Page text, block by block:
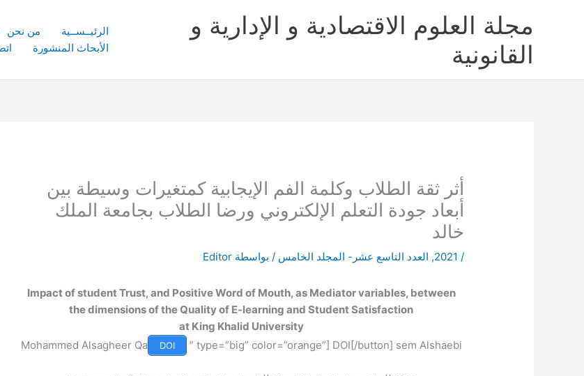
مجلة العلوم الاقتصادية و الإدارية و
القانونية
الرئيــســية من نحن
الأبحاث المنشورة
أثر ثقة الطلاب وكلمة الفم الإيجابية كمتغيرات وسيطة بين
أبعاد جودة التعلم الإلكتروني ورضا الطلاب بجامعة الملك
خالد
/
2021
, العدد التاسع عشر- المجلد الخامس / بواسطة Editor
Impact of student Trust, and Positive Word of Mouth, as Mediator variables, between
the dimensions of the Quality of E-learning and Student Satisfaction
at King Khalid University
Mohammed Alsagheer Qa
DOI ” type=”big” color=”orange”] DOI[/button] sem Alshaebi